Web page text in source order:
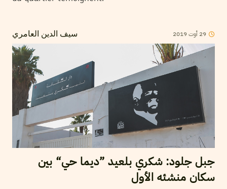
سيف الدين العامري 29 أوت2019
جبل جلود: شكري بلعيد ”ديما حي“ بين
سكان منشئه الأول